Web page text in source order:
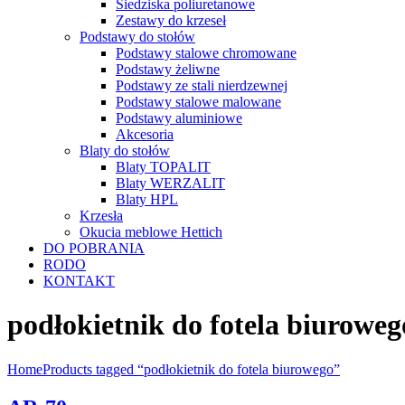
Siedziska poliuretanowe
Zestawy do krzeseł
Podstawy do stołów
Podstawy stalowe chromowane
Podstawy żeliwne
Podstawy ze stali nierdzewnej
Podstawy stalowe malowane
Podstawy aluminiowe
Akcesoria
Blaty do stołów
Blaty TOPALIT
Blaty WERZALIT
Blaty HPL
Krzesła
Okucia meblowe Hettich
DO POBRANIA
RODO
KONTAKT
podłokietnik do fotela
HomeProducts tagged “podłokietnik do fotela biurowego”